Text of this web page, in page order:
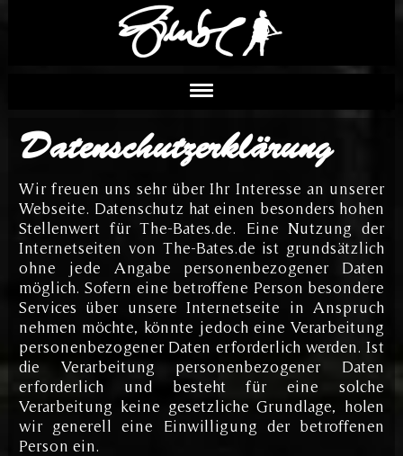
Datenschutzerklärung
Wir freuen uns sehr über Ihr Interesse an unserer
Webseite. Datenschutz hat einen besonders hohen
Stellenwert für The-Bates.de. Eine Nutzung der
Internetseiten von The-Bates.de ist grundsätzlich
ohne jede Angabe personenbezogener Daten
möglich. Sofern eine betroffene Person besondere
Services über unsere Internetseite in Anspruch
nehmen möchte, könnte jedoch eine Verarbeitung
personenbezogener Daten erforderlich werden. Ist
die Verarbeitung personenbezogener Daten
erforderlich und besteht für eine solche
Verarbeitung keine gesetzliche Grundlage, holen
wir generell eine Einwilligung der betroffenen
Person ein.